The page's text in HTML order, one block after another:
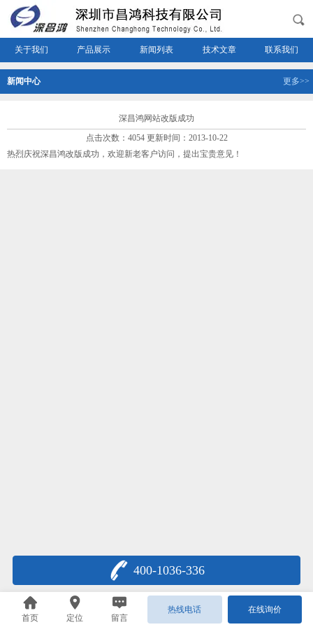
关于我们 产品展示 新闻列表 技术文章 联系我们
新闻中心 更多>>
深昌鸿网站改版成功
点击次数：4054 更新时间：2013-10-22
热烈庆祝深昌鸿改版成功，欢迎新老客户访问，提出宝贵意见！
400-1036-336
首页 定位 留言
热线电话 在线询价